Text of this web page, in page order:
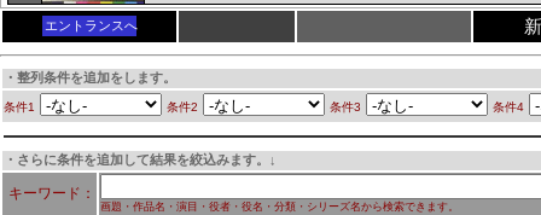
エントランスへ
・整列条件を追加をします。
条件1 条件2 条件3 条件4
・さらに条件を追加して結果を絞込みます。↓
キーワード：
画題・作品名・演目・役者・役名・分類・シリーズ名から検索できます。